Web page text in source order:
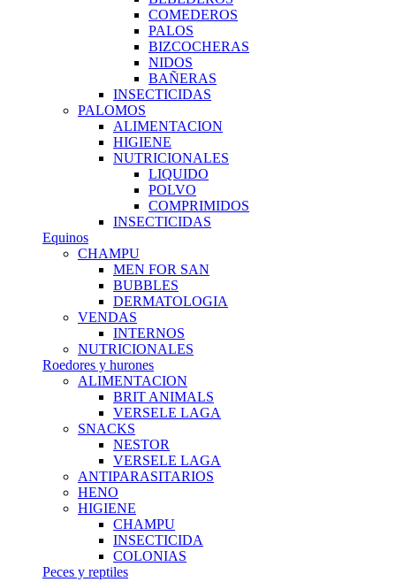
COMEDEROS
PALOS
BIZCOCHERAS
NIDOS
BAÑERAS
INSECTICIDAS
PALOMOS
ALIMENTACION
HIGIENE
NUTRICIONALES
LIQUIDO
POLVO
COMPRIMIDOS
INSECTICIDAS
Equinos
CHAMPU
MEN FOR SAN
BUBBLES
DERMATOLOGIA
VENDAS
INTERNOS
NUTRICIONALES
Roedores y hurones
ALIMENTACION
BRIT ANIMALS
VERSELE LAGA
SNACKS
NESTOR
VERSELE LAGA
ANTIPARASITARIOS
HENO
HIGIENE
CHAMPU
INSECTICIDA
COLONIAS
Peces y reptiles